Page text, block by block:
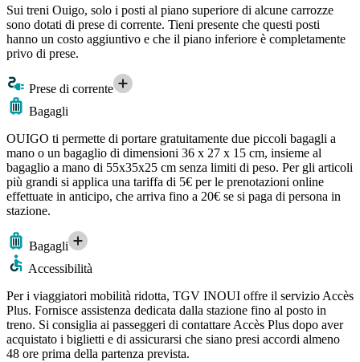
Sui treni Ouigo, solo i posti al piano superiore di alcune carrozze
sono dotati di prese di corrente. Tieni presente che questi posti
hanno un costo aggiuntivo e che il piano inferiore è completamente
privo di prese.
Prese di corrente
Bagagli
OUIGO ti permette di portare gratuitamente due piccoli bagagli a
mano o un bagaglio di dimensioni 36 x 27 x 15 cm, insieme al
bagaglio a mano di 55x35x25 cm senza limiti di peso. Per gli articoli
più grandi si applica una tariffa di 5€ per le prenotazioni online
effettuate in anticipo, che arriva fino a 20€ se si paga di persona in
stazione.
Bagagli
Accessibilità
Per i viaggiatori mobilità ridotta, TGV INOUI offre il servizio Accès
Plus. Fornisce assistenza dedicata dalla stazione fino al posto in
treno. Si consiglia ai passeggeri di contattare Accès Plus dopo aver
acquistato i biglietti e di assicurarsi che siano presi accordi almeno
48 ore prima della partenza prevista.